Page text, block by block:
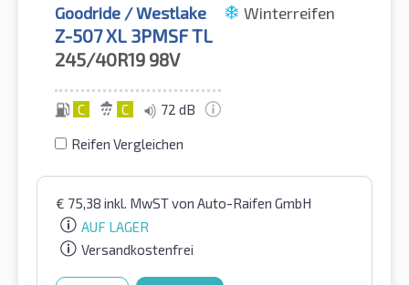
Goodride / Westlake Winterreifen
Z-507 XL 3PMSF TL
245/40R19 98V
C C 72 dB
Reifen Vergleichen
€ 75,38 inkl. MwSTvon Auto-Raifen GmbH
AUF LAGER
Versandkostenfrei